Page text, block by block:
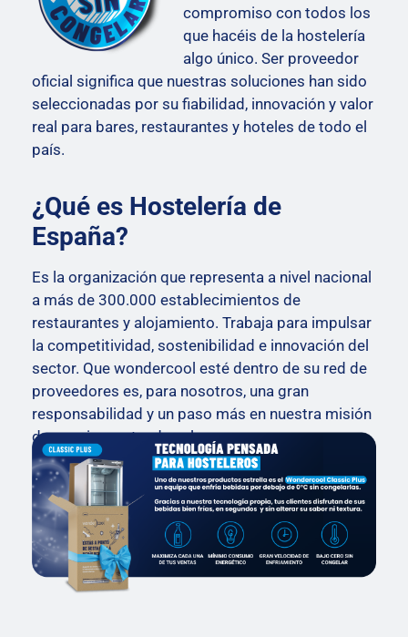
compromiso con todos los
que hacéis de la hostelería
algo único. Ser proveedor
oficial significa que nuestras soluciones han sido
seleccionadas por su fiabilidad, innovación y valor
real para bares, restaurantes y hoteles de todo el
país.
¿Qué es Hostelería de
España?
Es la organización que representa a nivel nacional
a más de 300.000 establecimientos de
restaurantes y alojamiento. Trabaja para impulsar
la competitividad, sostenibilidad e innovación del
sector. Que wondercool esté dentro de su red de
proveedores es, para nosotros, una gran
responsabilidad y un paso más en nuestra misión
de seguir aportando valor.